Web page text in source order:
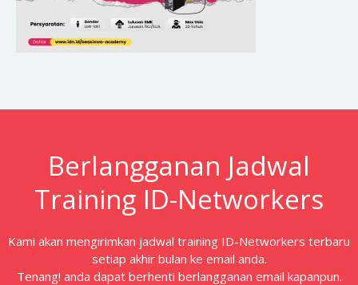
Berlangganan Jadwal
Training ID-Networkers
Kami akan mengirimkan jadwal training ID-Networkers terbaru
setiap akhir bulan ke email anda.
Tenang! anda dapat berhenti berlangganan email kapanpun.